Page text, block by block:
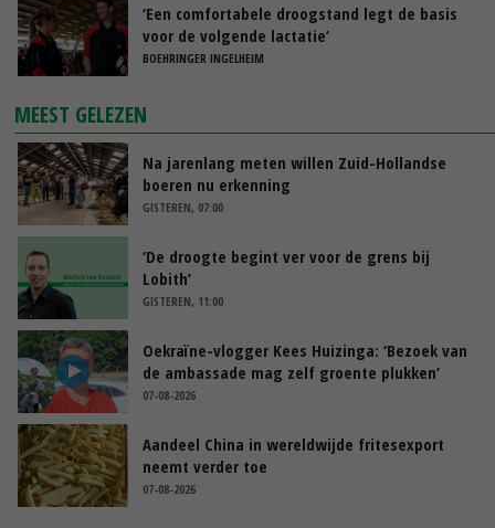
‘Een comfortabele droogstand legt de basis
voor de volgende lactatie’
BOEHRINGER INGELHEIM
MEEST GELEZEN
Na jarenlang meten willen Zuid-Hollandse
boeren nu erkenning
GISTEREN, 07:00
‘De droogte begint ver voor de grens bij
Lobith’
GISTEREN, 11:00
Oekraïne-vlogger Kees Huizinga: ‘Bezoek van
de ambassade mag zelf groente plukken’
07-08-2026
Aandeel China in wereldwijde fritesexport
neemt verder toe
07-08-2026